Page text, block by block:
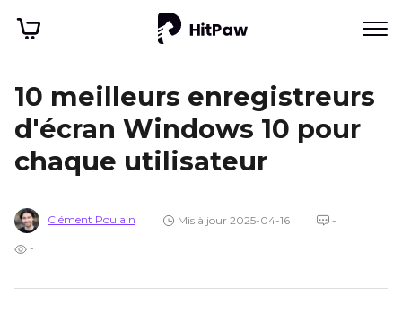
10 meilleurs enregistreurs
d'écran Windows 10 pour
chaque utilisateur
Clément Poulain Mis à jour 2025-04-16 -
-